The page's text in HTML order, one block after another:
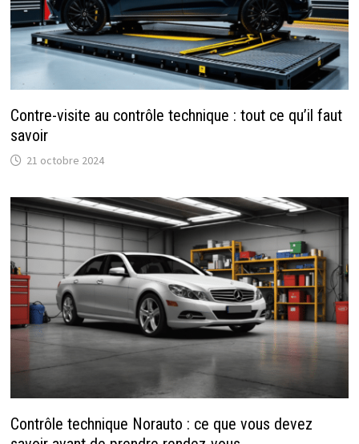
Contre-visite au contrôle technique : tout ce qu’il faut
savoir
21 octobre 2024
Contrôle technique Norauto : ce que vous devez